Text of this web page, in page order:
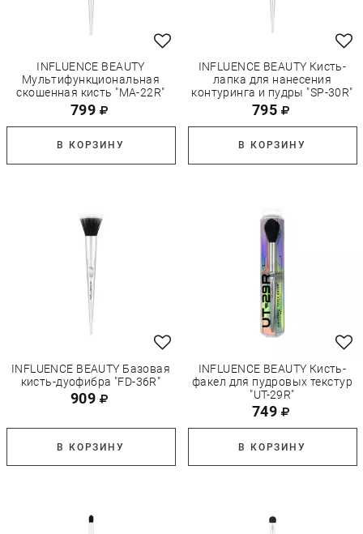
INFLUENCE BEAUTY
Мультифункциональная
скошенная кисть "MA-22R"
799
В КОРЗИНУ
INFLUENCE BEAUTY Кисть-
лапка для нанесения
контуринга и пудры "SP-30R"
795
В КОРЗИНУ
INFLUENCE BEAUTY Базовая
кисть-дуофибра "FD-36R"
909
В КОРЗИНУ
INFLUENCE BEAUTY Кисть-
факел для пудровых текстур
"UT-29R"
749
В КОРЗИНУ